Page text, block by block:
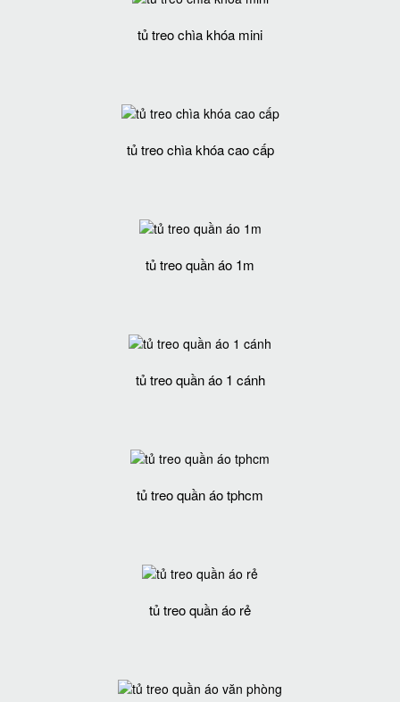
tủ treo chìa khóa mini
tủ treo chìa khóa cao cấp
tủ treo quần áo 1m
tủ treo quần áo 1 cánh
tủ treo quần áo tphcm
tủ treo quần áo rẻ